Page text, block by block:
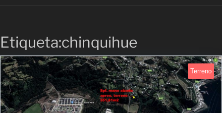
Etiqueta:chinquihue
Terreno